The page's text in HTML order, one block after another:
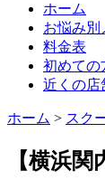
ホーム
お悩み別
料金表
初めての
近くの店
ホーム > スク
【横浜